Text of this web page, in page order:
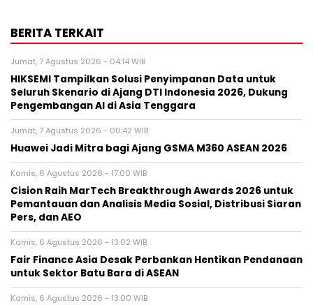
BERITA TERKAIT
Jumat, 7 Agustus 2026 - 04:14 WIB
HIKSEMI Tampilkan Solusi Penyimpanan Data untuk
Seluruh Skenario di Ajang DTI Indonesia 2026, Dukung
Pengembangan AI di Asia Tenggara
Jumat, 7 Agustus 2026 - 00:42 WIB
Huawei Jadi Mitra bagi Ajang GSMA M360 ASEAN 2026
Kamis, 6 Agustus 2026 - 17:00 WIB
Cision Raih MarTech Breakthrough Awards 2026 untuk
Pemantauan dan Analisis Media Sosial, Distribusi Siaran
Pers, dan AEO
Kamis, 6 Agustus 2026 - 13:02 WIB
Fair Finance Asia Desak Perbankan Hentikan Pendanaan
untuk Sektor Batu Bara di ASEAN
Kamis, 6 Agustus 2026 - 13:00 WIB